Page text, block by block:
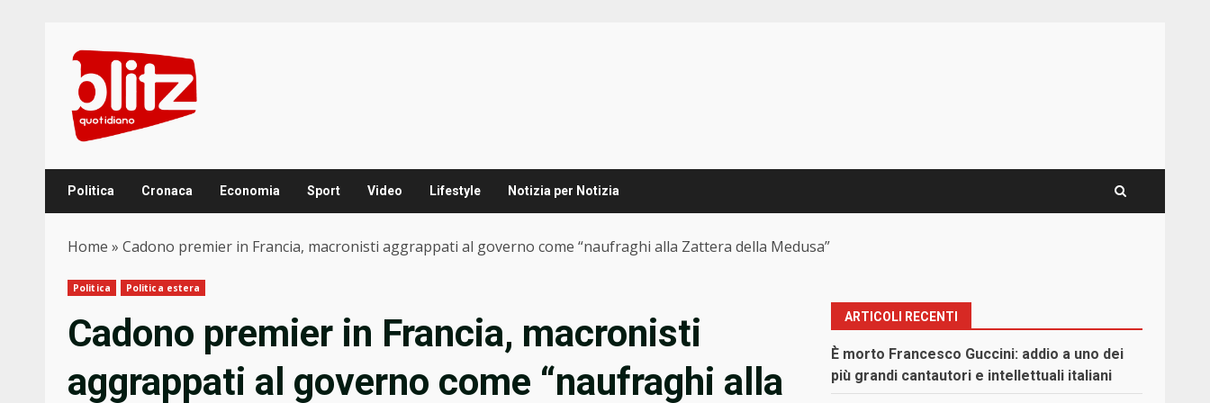
content
Politica Cronaca Economia Sport Video Lifestyle Notizia per Notizia
Home » Cadono premier in Francia, macronisti aggrappati al governo come “naufraghi alla Zattera della Medusa”
Politica Politica estera
Cadono premier in Francia, macronisti
aggrappati al governo come “naufraghi alla
ARTICOLI RECENTI
È morto Francesco Guccini: addio a uno dei
più grandi cantautori e intellettuali italiani